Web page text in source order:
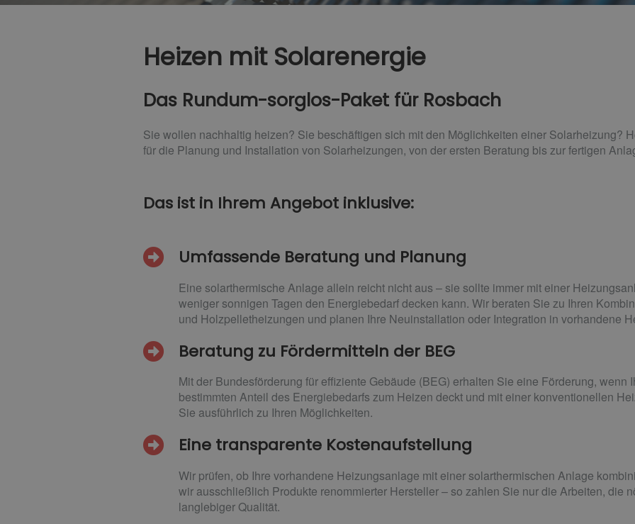
Heizen mit Solarenergie
Das Rundum-sorglos-Paket für Rosbach
Sie wollen nachhaltig heizen? Sie beschäftigen sich mit den Möglichkeiten einer Solarheizung?
für die Planung und Installation von Solarheizungen, von der ersten Beratung bis zur fertigen
Das ist in Ihrem Angebot inklusive:
Umfassende Beratung und Planung
Eine solarthermische Anlage allein reicht nicht aus – sie sollte immer mit einer
weniger sonnigen Tagen den Energiebedarf decken kann. Wir beraten Sie zu Ihren
und Holzpelletheizungen und planen Ihre Neuinstallation oder Integration in vorhandene
Beratung zu Fördermitteln der BEG
Mit der Bundesförderung für effiziente Gebäude (BEG) erhalten Sie eine Förderung, wenn
bestimmten Anteil des Energiebedarfs zum Heizen deckt und mit einer konventionellen
Sie ausführlich zu Ihren Möglichkeiten.
Eine transparente Kostenaufstellung
Wir prüfen, ob Ihre vorhandene Heizungsanlage mit einer solarthermischen Anlage
wir ausschließlich Produkte renommierter Hersteller – so zahlen Sie nur die Arbeiten, die
langlebiger Qualität.